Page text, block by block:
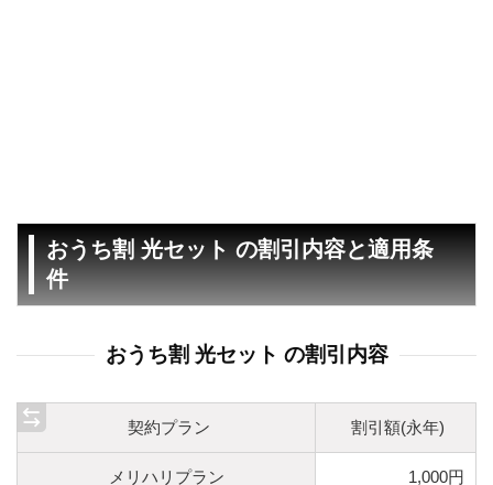
おうち割 光セット の割引内容と適用条
件
おうち割 光セット の割引内容
契約プラン 割引額(永年)
メリハリプラン 1,000円